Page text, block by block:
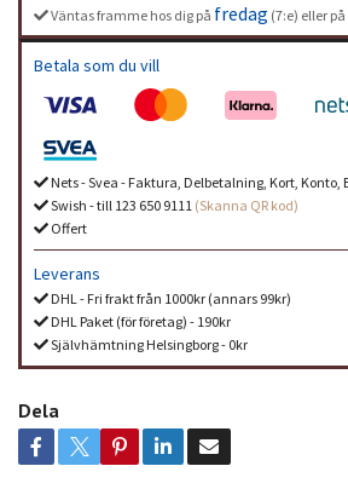
Väntas framme hos dig på fredag (7:e) eller på
Betala som du vill
Nets - Svea - Faktura, Delbetalning, Kort, Konto,
Swish - till 123 650 9111 (Skanna QR kod)
Offert
Leverans
DHL - Fri frakt från 1000kr (annars 99kr)
DHL Paket (för företag) - 190kr
Självhämtning Helsingborg - 0kr
Dela